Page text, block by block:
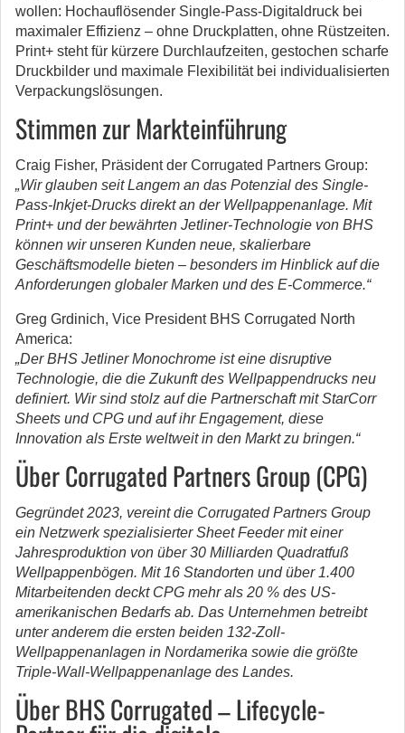
wollen: Hochauflösender Single-Pass-Digitaldruck bei
maximaler Effizienz – ohne Druckplatten, ohne Rüstzeiten.
Print+ steht für kürzere Durchlaufzeiten, gestochen scharfe
Druckbilder und maximale Flexibilität bei individualisierten
Verpackungslösungen.
Stimmen zur Markteinführung
Craig Fisher, Präsident der Corrugated Partners Group:
„Wir glauben seit Langem an das Potenzial des Single-
Pass-Inkjet-Drucks direkt an der Wellpappenanlage. Mit
Print+ und der bewährten Jetliner-Technologie von BHS
können wir unseren Kunden neue, skalierbare
Geschäftsmodelle bieten – besonders im Hinblick auf die
Anforderungen globaler Marken und des E-Commerce.“
Greg Grdinich, Vice President BHS Corrugated North
America:
„Der BHS Jetliner Monochrome ist eine disruptive
Technologie, die die Zukunft des Wellpappendrucks neu
definiert. Wir sind stolz auf die Partnerschaft mit StarCorr
Sheets und CPG und auf ihr Engagement, diese
Innovation als Erste weltweit in den Markt zu bringen.“
Über Corrugated Partners Group (CPG)
Gegründet 2023, vereint die Corrugated Partners Group
ein Netzwerk spezialisierter Sheet Feeder mit einer
Jahresproduktion von über 30 Milliarden Quadratfuß
Wellpappenbögen. Mit 16 Standorten und über 1.400
Mitarbeitenden deckt CPG mehr als 20 % des US-
amerikanischen Bedarfs ab. Das Unternehmen betreibt
unter anderem die ersten beiden 132-Zoll-
Wellpappenanlagen in Nordamerika sowie die größte
Triple-Wall-Wellpappenanlage des Landes.
Über BHS Corrugated – Lifecycle-